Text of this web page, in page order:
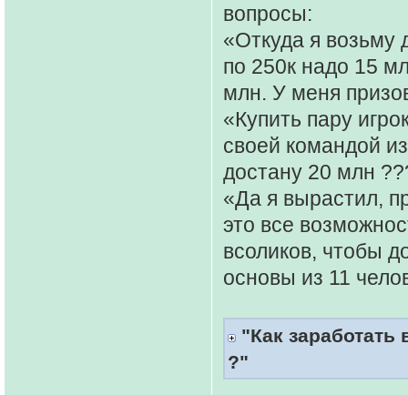
вопросы:
«Откуда я возьму
по 250к надо 15
млн. У меня
«Купить пару
своей командой
достану 20 млн
«Да я вырастил,
это все
всоликов, чтобы
основы из 11
"Как
?"